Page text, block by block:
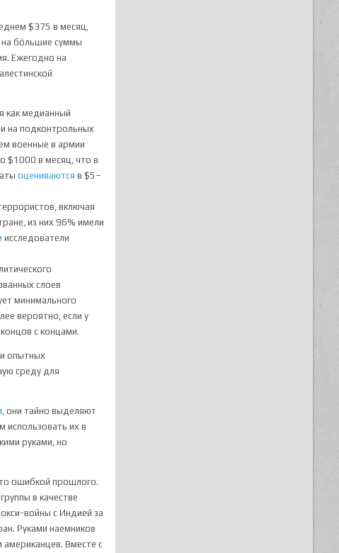
$375 в месяц,
на бóльшие суммы
Ежегодно на
как медианный
и на подконтрольных
военные в армии
$1000 в месяц, что в
оцениваются в $5–
включая
из них 96% имели
исследователи
слоев
минимального
вероятно, если у
с концами.
опытных
среду для
, они тайно выделяют
использовать их в
руками, но
ошибкой прошлого.
в качестве
войны с Индией за
Руками наемников
Вместе с